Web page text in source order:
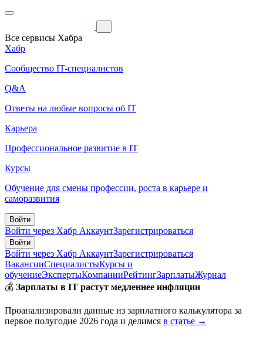
Все сервисы Хабра
Хабр
Сообщество IT-специалистов
Q&A
Ответы на любые вопросы об IT
Карьера
Профессиональное развитие в IT
Курсы
Обучение для смены профессии, роста в карьере и
саморазвития
Войти
Войти через Хабр АккаунтЗарегистрироваться
Войти
Войти через Хабр АккаунтЗарегистрироваться
ВакансииСпециалистыКурсы и
обучениеЭкспертыКомпанииРейтингЗарплатыЖурнал
💰 Зарплаты в IT растут медленнее инфляции
Проанализировали данные из зарплатного калькулятора за
первое полугодие 2026 года и делимся в статье →